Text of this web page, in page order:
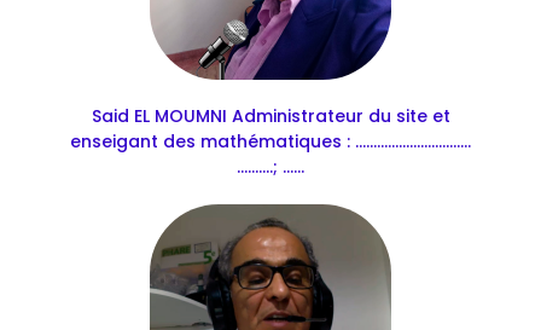
Said EL MOUMNI Administrateur du site et
enseigant des mathématiques : ................................
..........; ......